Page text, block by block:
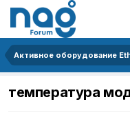
температура